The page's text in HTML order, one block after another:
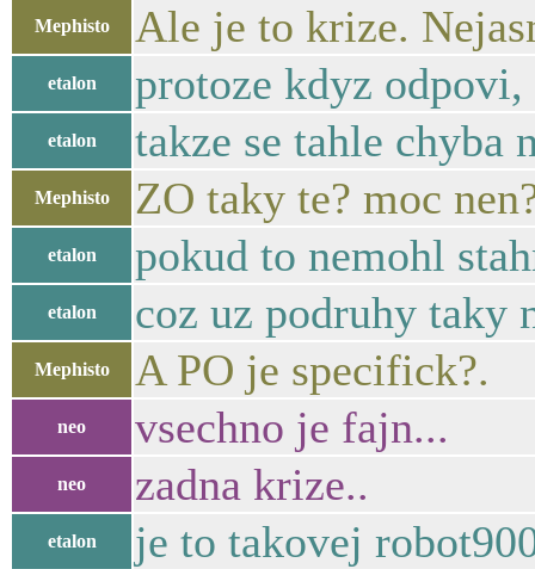
Mephisto Ale je to krize.
etalon protoze kdyz
etalon takze se tahle chyba
Mephisto ZO taky te? moc
etalon pokud to nemohl
etalon coz uz podruhy taky
Mephisto A PO je specifick?.
neo vsechno je fajn...
neo zadna krize..
etalon je to takovej